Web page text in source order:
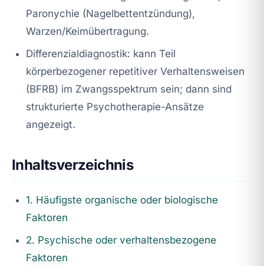
Paronychie (Nagelbettentzündung),
Warzen/Keimübertragung.
Differenzialdiagnostik: kann Teil
körperbezogener repetitiver Verhaltensweisen
(BFRB) im Zwangsspektrum sein; dann sind
strukturierte Psychotherapie-Ansätze
angezeigt.
Inhaltsverzeichnis
1. Häufigste organische oder biologische
Faktoren
2. Psychische oder verhaltensbezogene
Faktoren